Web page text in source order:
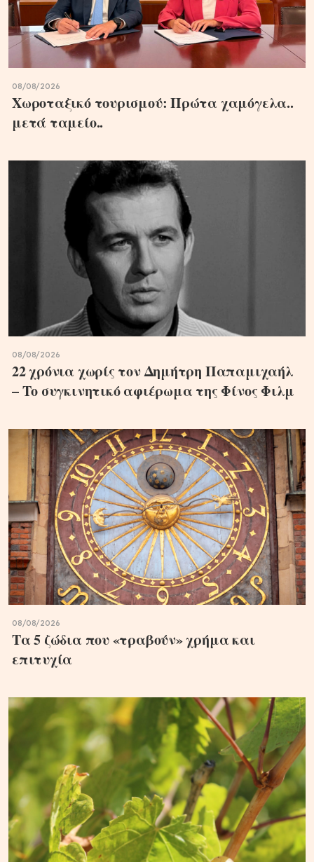
08/08/2026
Χωροταξικό τουρισμού: Πρώτα χαμόγελα..
μετά ταμείο..
08/08/2026
22 χρόνια χωρίς τον Δημήτρη Παπαμιχαήλ
– Το συγκινητικό αφιέρωμα της Φίνος Φιλμ
08/08/2026
Τα 5 ζώδια που «τραβούν» χρήμα και
επιτυχία